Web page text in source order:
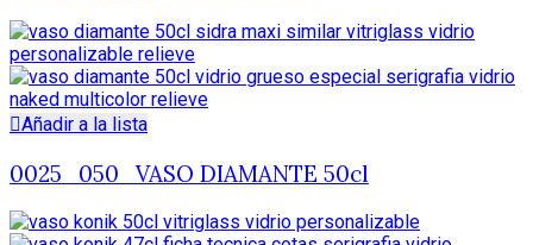
Añadir a la lista
0025_050_VASO DIAMANTE 50cl